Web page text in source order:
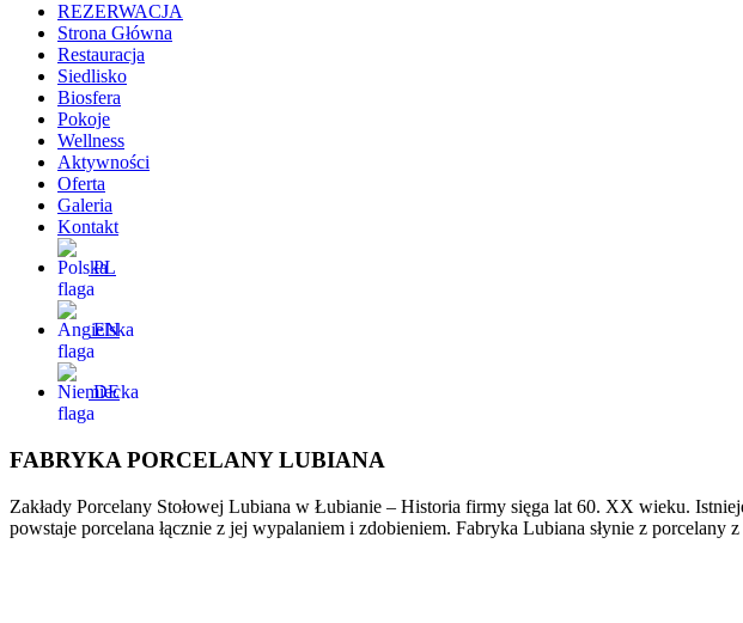
REZERWACJA
Strona Główna
Restauracja
Siedlisko
Biosfera
Pokoje
Wellness
Aktywności
Oferta
Galeria
Kontakt
PL
EN
DE
FABRYKA PORCELANY LUBIANA
Zakłady Porcelany Stołowej Lubiana w Łubianie – Historia firmy sięga lat 60. XX wieku.
powstaje porcelana łącznie z jej wypalaniem i zdobieniem. Fabryka Lubiana słynie z